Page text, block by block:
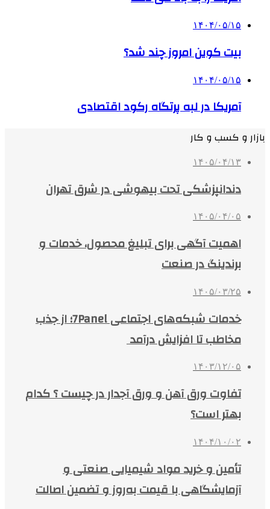
۱۴۰۴/۰۵/۱۵
بیت کوین امروز چند شد؟
۱۴۰۴/۰۵/۱۵
آمریکا در لبه پرتگاه رکود اقتصادی
بازار و کسب و کار
۱۴۰۵/۰۴/۱۳
دندانپزشکی تحت بیهوشی در شرق تهران
۱۴۰۵/۰۴/۰۵
اهمیت آگهی برای تبلیغ محصول، خدمات و
برندینگ در صنعت
۱۴۰۵/۰۳/۲۵
خدمات شبکه‌های اجتماعی 7Panel؛ از جذب
مخاطب تا افزایش درآمد
۱۴۰۳/۱۲/۰۵
تفاوت ورق آهن و ورق آجدار در چیست ؟ کدام
بهتر است؟
۱۴۰۴/۱۰/۰۲
تأمین و خرید مواد شیمیایی صنعتی و
آزمایشگاهی با قیمت به‌روز و تضمین اصالت